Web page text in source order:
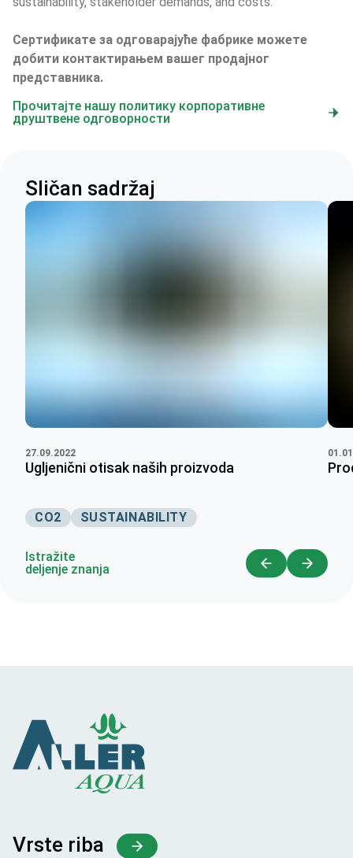
Сертификате за одговарајуће фабрике можете
добити контактирањем вашег продајног
представника.
Прочитајте нашу политику корпоративне
друштвене одговорности
Sličan sadržaj
27.09.2022
Ugljenični otisak naših proizvoda
CO2 SUSTAINABILITY
Istražite
deljenje znanja
Vrste riba